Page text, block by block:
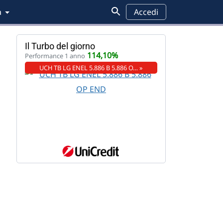
Accedi
Il Turbo del giorno
Performance 1 anno 114,10%
UCH TB LG ENEL 5.886 B 5.886 O… »